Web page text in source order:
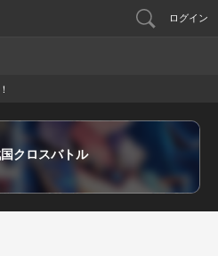
ログイン
クロスバトル